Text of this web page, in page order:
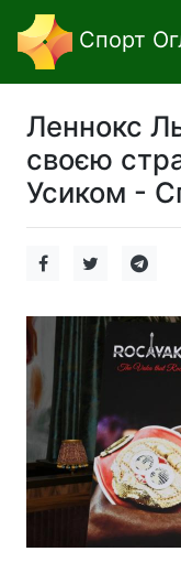
Спорт
Леннокс
своєю
Усиком -